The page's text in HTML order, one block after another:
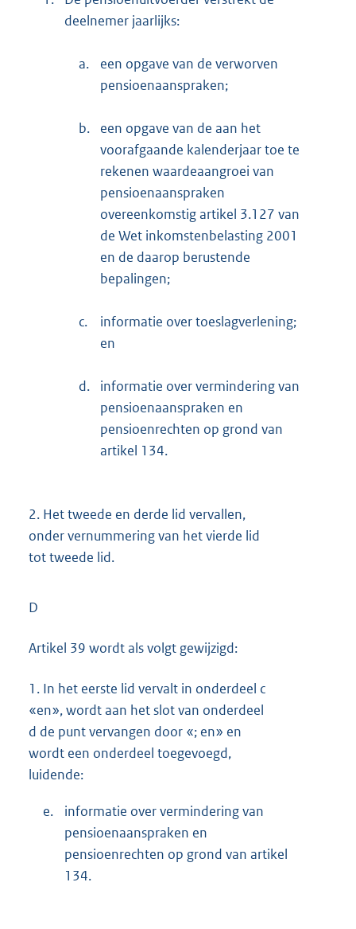
deelnemer jaarlijks:
a.
een opgave van de verworven
pensioenaanspraken;
b.
een opgave van de aan het
voorafgaande kalenderjaar toe te
rekenen waardeaangroei van
pensioenaanspraken
overeenkomstig artikel 3.127 van
de Wet inkomstenbelasting 2001
en de daarop berustende
bepalingen;
c.
informatie over toeslagverlening;
en
d.
informatie over vermindering van
pensioenaanspraken en
pensioenrechten op grond van
artikel 134.
2. Het tweede en derde lid vervallen,
onder vernummering van het vierde lid
tot tweede lid.
D
Artikel 39 wordt als volgt gewijzigd:
1. In het eerste lid vervalt in onderdeel c
«en», wordt aan het slot van onderdeel
d de punt vervangen door «; en» en
wordt een onderdeel toegevoegd,
luidende:
e.
informatie over vermindering van
pensioenaanspraken en
pensioenrechten op grond van artikel
134.